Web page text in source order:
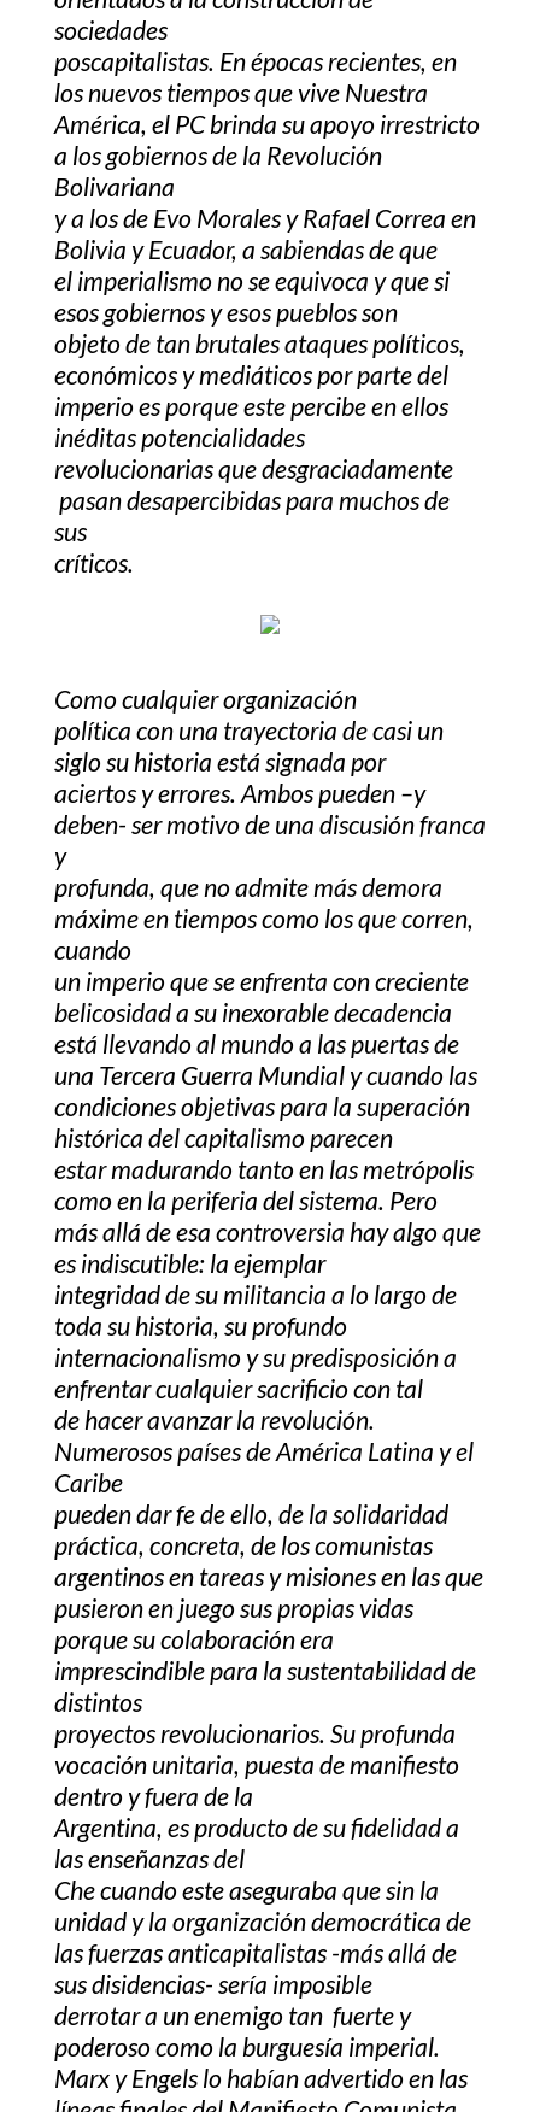
sociedades
poscapitalistas. En épocas recientes, en
los nuevos tiempos que vive Nuestra
América, el PC brinda su apoyo irrestricto
a los gobiernos de la Revolución
Bolivariana
y a los de Evo Morales y Rafael Correa en
Bolivia y Ecuador, a sabiendas de que
el imperialismo no se equivoca y que si
esos gobiernos y esos pueblos son
objeto de tan brutales ataques políticos,
económicos y mediáticos por parte del
imperio es porque este percibe en ellos
inéditas potencialidades
revolucionarias que desgraciadamente
pasan desapercibidas para muchos de
sus
críticos.
Como cualquier organización
política con una trayectoria de casi un
siglo su historia está signada por
aciertos y errores. Ambos pueden –y
deben- ser motivo de una discusión franca
y
profunda, que no admite más demora
máxime en tiempos como los que corren,
cuando
un imperio que se enfrenta con creciente
belicosidad a su inexorable decadencia
está llevando al mundo a las puertas de
una Tercera Guerra Mundial y cuando las
condiciones objetivas para la superación
histórica del capitalismo parecen
estar madurando tanto en las metrópolis
como en la periferia del sistema. Pero
más allá de esa controversia hay algo que
es indiscutible: la ejemplar
integridad de su militancia a lo largo de
toda su historia, su profundo
internacionalismo y su predisposición a
enfrentar cualquier sacrificio con tal
de hacer avanzar la revolución.
Numerosos países de América Latina y el
Caribe
pueden dar fe de ello, de la solidaridad
práctica, concreta, de los comunistas
argentinos en tareas y misiones en las que
pusieron en juego sus propias vidas
porque su colaboración era
imprescindible para la sustentabilidad de
distintos
proyectos revolucionarios. Su profunda
vocación unitaria, puesta de manifiesto
dentro y fuera de la
Argentina, es producto de su fidelidad a
las enseñanzas del
Che cuando este aseguraba que sin la
unidad y la organización democrática de
las fuerzas anticapitalistas -más allá de
sus disidencias- sería imposible
derrotar a un enemigo tan fuerte y
poderoso como la burguesía imperial.
Marx y Engels lo habían advertido en las